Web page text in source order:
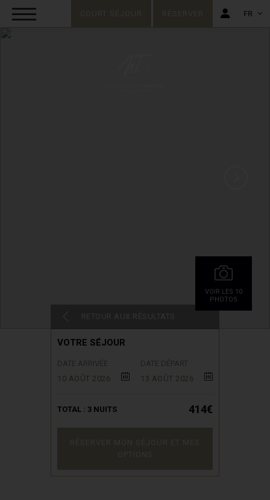
FR
VOIR LES 10
PHOTOS
VOTRE SÉJOUR
10 AOÛT 2026
13 AOÛT 2026
TOTAL : 3 NUITS 414€